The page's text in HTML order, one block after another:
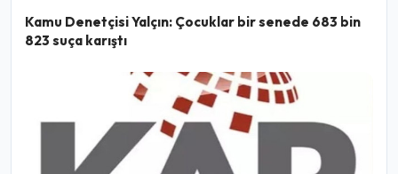
Kamu Denetçisi Yalçın: Çocuklar bir senede 683 bin
823 suça karıştı